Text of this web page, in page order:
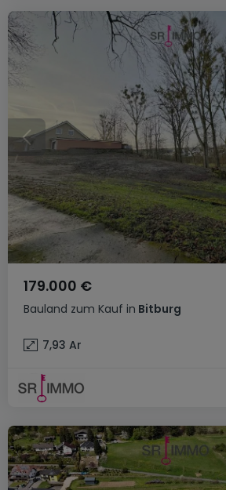
Bauland zum Kauf in Bitburg
179.000 €
7,93 Ar